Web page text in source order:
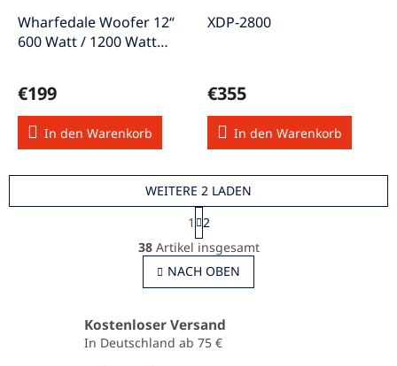
Wharfedale Woofer 12“
600 Watt / 1200 Watt
€199
In den Warenkorb
XDP-2800
€355
In den Warenkorb
S
t
e
u
r
e
WEITERE 2 LADEN
P
a
g
i
n
i
r
u
n
1
2
38Artikel insgesamt
NACH OBEN
Kostenloser Versand
In Deutschland ab 75 €